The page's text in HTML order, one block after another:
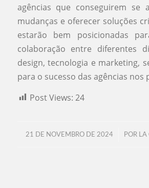
agências que conseguirem se
mudanças e oferecer soluções
estarão bem posicionadas
colaboração entre diferentes
design, tecnologia e marketing,
para o sucesso das agências nos
Post Views: 24
21 DE NOVEMBRO DE 2024
/ POR LA